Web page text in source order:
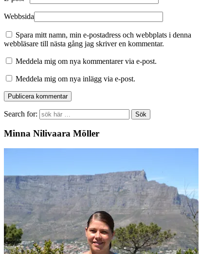
Webbsida
Spara mitt namn, min e-postadress och webbplats i denna
webbläsare till nästa gång jag skriver en kommentar.
Meddela mig om nya kommentarer via e-post.
Meddela mig om nya inlägg via e-post.
Search for:
Minna Nilivaara Möller